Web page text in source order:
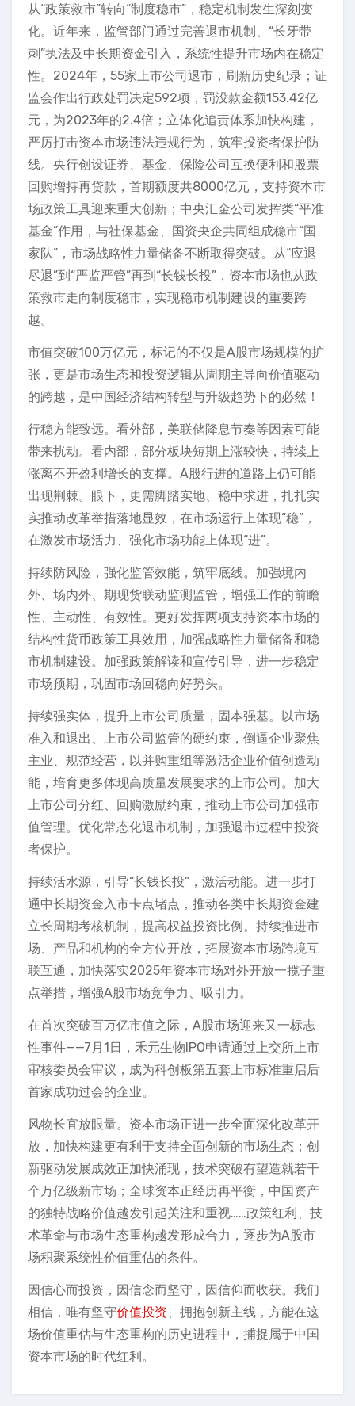
从“政策救市”转向“制度稳市”，稳定机制发生深刻变
化。近年来，监管部门通过完善退市机制、“长牙带
刺”执法及中长期资金引入，系统性提升市场内在稳定
性。2024年，55家上市公司退市，刷新历史纪录；证
监会作出行政处罚决定592项，罚没款金额153.42亿
元，为2023年的2.4倍；立体化追责体系加快构建，
严厉打击资本市场违法违规行为，筑牢投资者保护防
线。央行创设证券、基金、保险公司互换便利和股票
回购增持再贷款，首期额度共8000亿元，支持资本市
场政策工具迎来重大创新；中央汇金公司发挥类“平准
基金”作用，与社保基金、国资央企共同组成稳市“国
家队”，市场战略性力量储备不断取得突破。从“应退
尽退”到“严监严管”再到“长钱长投”，资本市场也从政
策救市走向制度稳市，实现稳市机制建设的重要跨
越。
市值突破100万亿元，标记的不仅是A股市场规模的扩
张，更是市场生态和投资逻辑从周期主导向价值驱动
的跨越，是中国经济结构转型与升级趋势下的必然！
行稳方能致远。看外部，美联储降息节奏等因素可能
带来扰动。看内部，部分板块短期上涨较快，持续上
涨离不开盈利增长的支撑。A股行进的道路上仍可能
出现荆棘。眼下，更需脚踏实地、稳中求进，扎扎实
实推动改革举措落地显效，在市场运行上体现“稳”，
在激发市场活力、强化市场功能上体现“进”。
持续防风险，强化监管效能，筑牢底线。加强境内
外、场内外、期现货联动监测监管，增强工作的前瞻
性、主动性、有效性。更好发挥两项支持资本市场的
结构性货币政策工具效用，加强战略性力量储备和稳
市机制建设。加强政策解读和宣传引导，进一步稳定
市场预期，巩固市场回稳向好势头。
持续强实体，提升上市公司质量，固本强基。以市场
准入和退出、上市公司监管的硬约束，倒逼企业聚焦
主业、规范经营，以并购重组等激活企业价值创造动
能，培育更多体现高质量发展要求的上市公司。加大
上市公司分红、回购激励约束，推动上市公司加强市
值管理。优化常态化退市机制，加强退市过程中投资
者保护。
持续活水源，引导“长钱长投”，激活动能。进一步打
通中长期资金入市卡点堵点，推动各类中长期资金建
立长周期考核机制，提高权益投资比例。持续推进市
场、产品和机构的全方位开放，拓展资本市场跨境互
联互通，加快落实2025年资本市场对外开放一揽子重
点举措，增强A股市场竞争力、吸引力。
在首次突破百万亿市值之际，A股市场迎来又一标志
性事件——7月1日，禾元生物IPO申请通过上交所上市
审核委员会审议，成为科创板第五套上市标准重启后
首家成功过会的企业。
风物长宜放眼量。资本市场正进一步全面深化改革开
放，加快构建更有利于支持全面创新的市场生态；创
新驱动发展成效正加快涌现，技术突破有望造就若干
个万亿级新市场；全球资本正经历再平衡，中国资产
的独特战略价值越发引起关注和重视……政策红利、技
术革命与市场生态重构越发形成合力，逐步为A股市
场积聚系统性价值重估的条件。
因信心而投资，因信念而坚守，因信仰而收获。我们
相信，唯有坚守价值投资、拥抱创新主线，方能在这
场价值重估与生态重构的历史进程中，捕捉属于中国
资本市场的时代红利。